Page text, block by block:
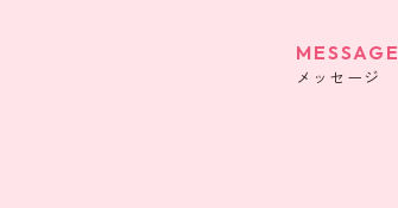
MESSAGE
メッセージ